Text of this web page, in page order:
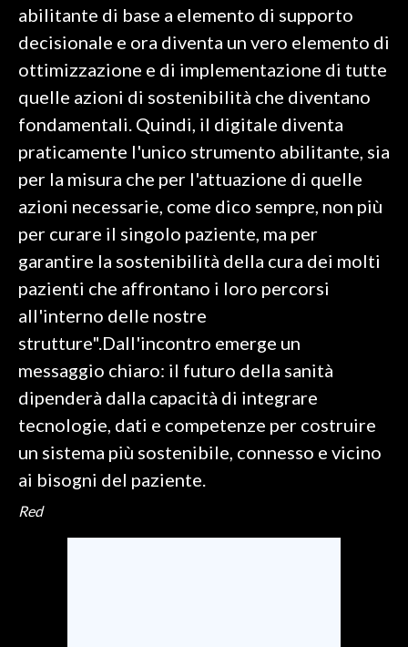
abilitante di base a elemento di supporto
decisionale e ora diventa un vero elemento di
ottimizzazione e di implementazione di tutte
quelle azioni di sostenibilità che diventano
fondamentali. Quindi, il digitale diventa
praticamente l'unico strumento abilitante, sia
per la misura che per l'attuazione di quelle
azioni necessarie, come dico sempre, non più
per curare il singolo paziente, ma per
garantire la sostenibilità della cura dei molti
pazienti che affrontano i loro percorsi
all'interno delle nostre
strutture".Dall'incontro emerge un
messaggio chiaro: il futuro della sanità
dipenderà dalla capacità di integrare
tecnologie, dati e competenze per costruire
un sistema più sostenibile, connesso e vicino
ai bisogni del paziente.
Red